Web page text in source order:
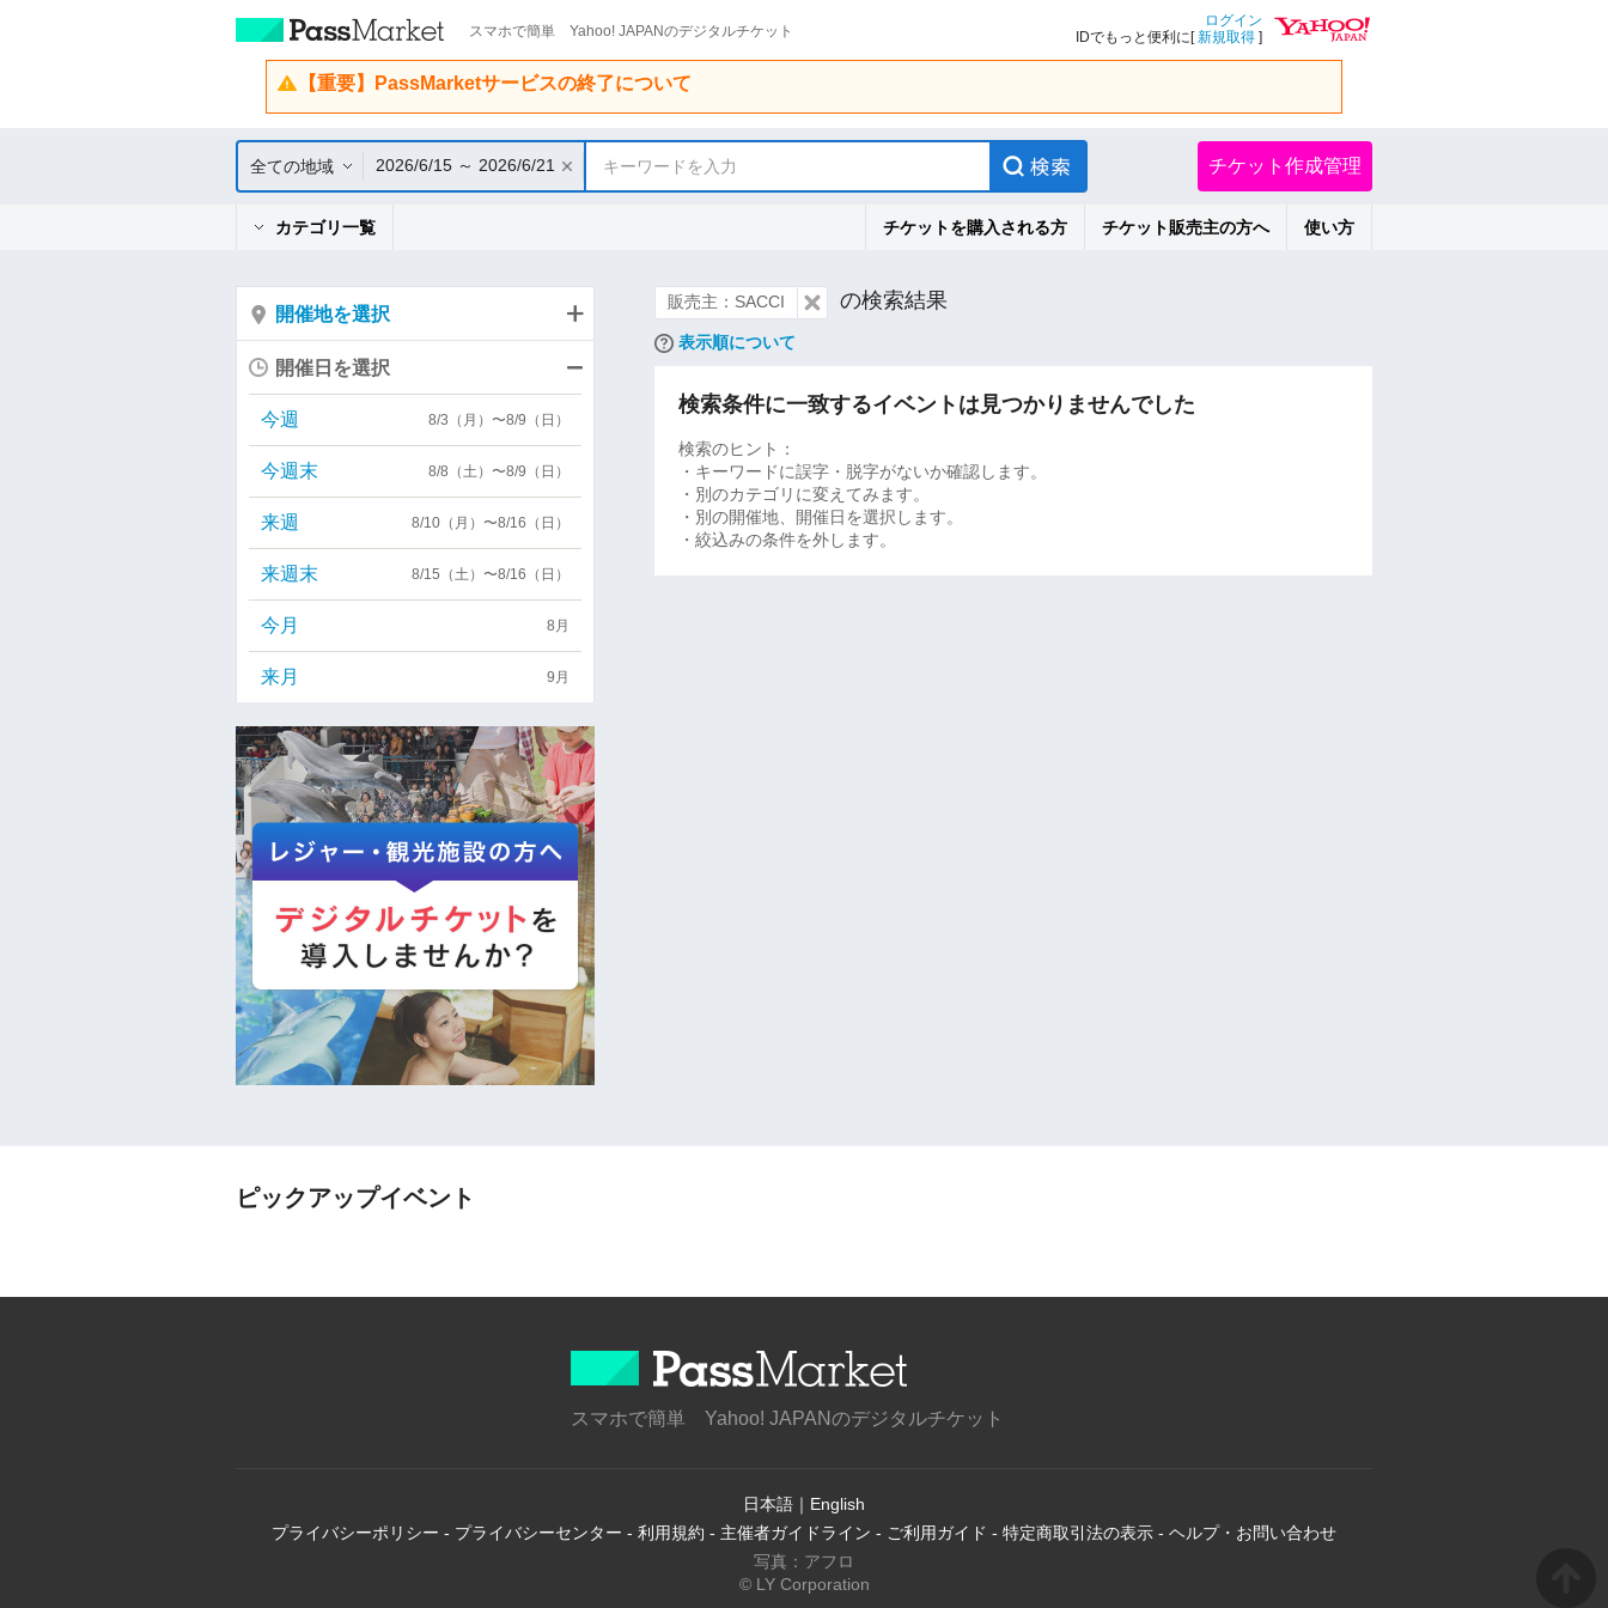
スマホで簡単 Yahoo! JAPANのデジタルチケット
ログイン
IDでもっと便利に[新規取得 ]
【重要】PassMarketサービスの終了について
全ての地域 2026/6/15 ～ 2026/6/21 キーワードを入力 チケット作成管理
カテゴリ一覧 チケットを購入される方 チケット販売主の方へ 使い方
販売主：SACCI の検索結果
表示順について
検索条件に一致するイベントは見つかりませんでした
検索のヒント：
・キーワードに誤字・脱字がないか確認します。
・別のカテゴリに変えてみます。
・別の開催地、開催日を選択します。
・絞込みの条件を外します。
開催地を選択
開催日を選択
今週 8/3（月）〜8/9（日）
今週末 8/8（土）〜8/9（日）
来週 8/10（月）〜8/16（日）
来週末 8/15（土）〜8/16（日）
今月 8月
来月 9月
ピックアップイベント
スマホで簡単 Yahoo! JAPANのデジタルチケット
日本語 ｜ English
プライバシーポリシー - プライバシーセンター - 利用規約 - 主催者ガイドライン - ご利用ガイド - 特定商取引法の表示 - ヘルプ・お問い合わせ
写真：アフロ
© LY Corporation